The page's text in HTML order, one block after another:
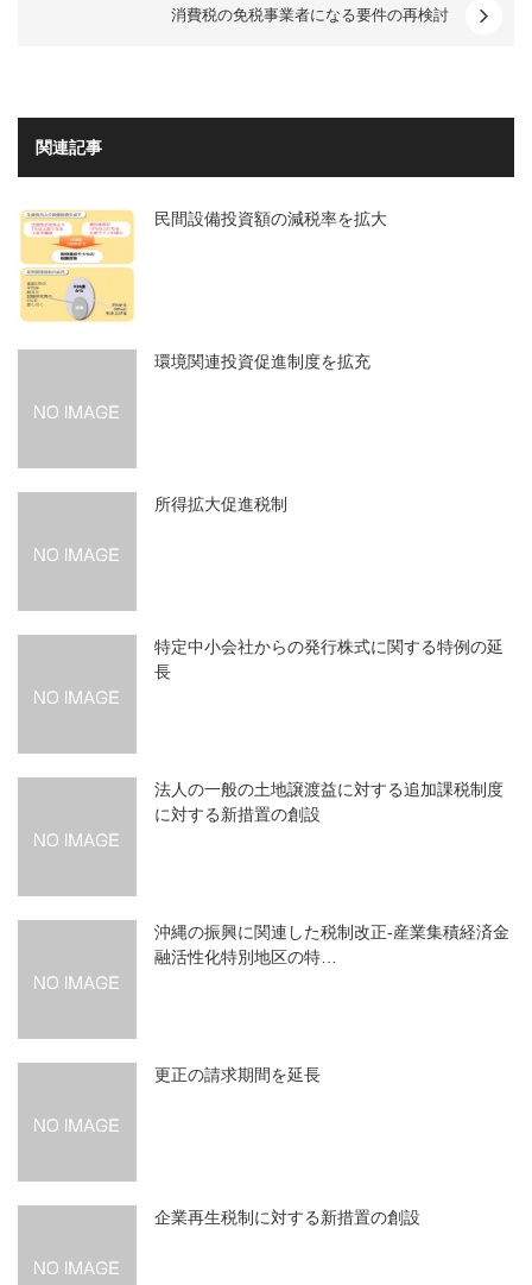
消費税の免税事業者になる要件の再検討
関連記事
民間設備投資額の減税率を拡大
環境関連投資促進制度を拡充
所得拡大促進税制
特定中小会社からの発行株式に関する特例の延
長
法人の一般の土地譲渡益に対する追加課税制度
に対する新措置の創設
沖縄の振興に関連した税制改正‐産業集積経済金
融活性化特別地区の特…
更正の請求期間を延長
企業再生税制に対する新措置の創設